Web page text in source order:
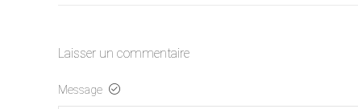
Laisser un commentaire
Message